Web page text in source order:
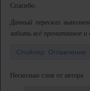
Спасибо.
Данный пересказ
забыть всё прочитанное и
Спойлер: Оглавление
Несколько слов от автора